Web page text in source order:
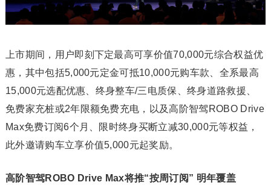
上市期间，用户即刻下定最高可享价值70,000元综合权益优
惠，其中包括5,000元定金可抵10,000元购车款、全系最高
15,000元选配优惠、终身整车/三电质保、终身道路救援、
免费家充桩或2年限额免费充电，以及高阶智驾ROBO Drive
Max免费订阅6个月、限时终身买断立减30,000元等权益，
此外邀请购车立享价值5,000元起奖励。
高阶智驾ROBO Drive Max将推“按周订阅” 明年覆盖